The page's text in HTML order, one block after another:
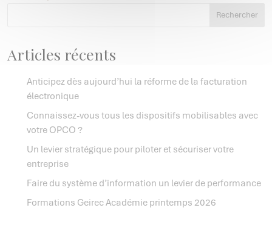
Rechercher
Articles récents
Anticipez dès aujourd’hui la réforme de la facturation
électronique
Connaissez-vous tous les dispositifs mobilisables avec
votre OPCO ?
Un levier stratégique pour piloter et sécuriser votre
entreprise
Faire du système d’information un levier de performance
Formations Geirec Académie printemps 2026